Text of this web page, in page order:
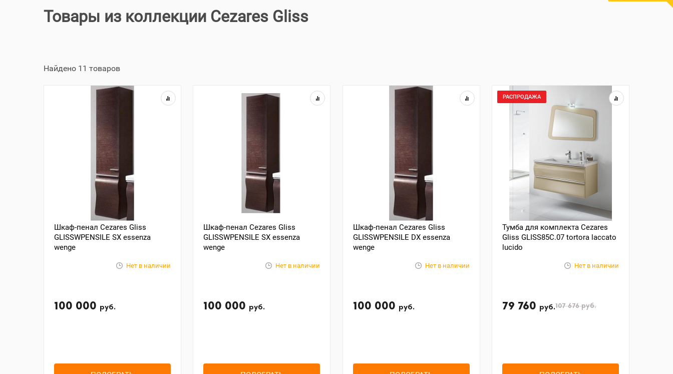
Товары из коллекции Cezares Gliss
Найдено 11 товаров
Шкаф-пенал Cezares Gliss
GLISSWPENSILE SX essenza
wenge
Нет в наличии
100 000 руб.
Шкаф-пенал Cezares Gliss
GLISSWPENSILE SX essenza
wenge
Нет в наличии
100 000 руб.
Шкаф-пенал Cezares Gliss
GLISSWPENSILE DX essenza
wenge
Нет в наличии
100 000 руб.
РАСПРОДАЖА
Тумба для комплекта Cezares
Gliss GLISS85C.07 tortora laccato
lucido
Нет в наличии
79 760 руб.107 676руб.